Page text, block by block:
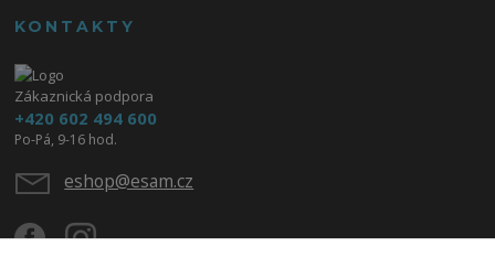
KONTAKTY
Zákaznická podpora
+420 602 494 600
Po-Pá, 9-16 hod.
eshop@esam.cz